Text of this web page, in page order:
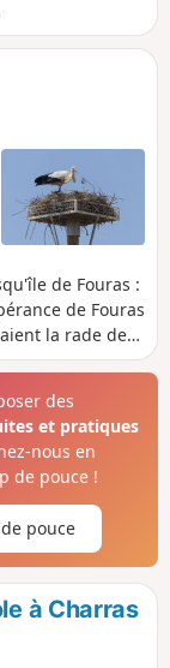
de Fouras :
de Fouras
la rade de
des
et pratiques
nous en
de pouce !
pouce
à Charras